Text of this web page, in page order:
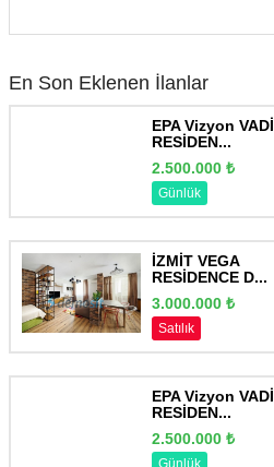
En Son Eklenen İlanlar
EPA Vizyon VADİ
RESİDEN...
2.500.000 ₺
Günlük
İZMİT VEGA
RESİDENCE D...
3.000.000 ₺
Satılık
EPA Vizyon VADİ
RESİDEN...
2.500.000 ₺
Günlük